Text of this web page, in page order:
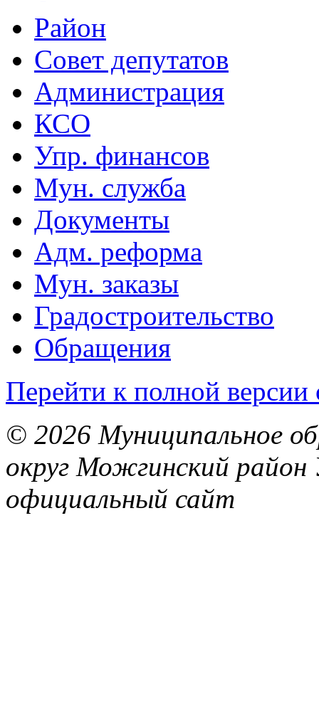
Район
Совет депутатов
Администрация
КСО
Упр. финансов
Мун. служба
Документы
Адм. реформа
Мун. заказы
Градостроительство
Обращения
Перейти к полной версии
© 2026 Муниципальное
округ Можгинский район
официальный сайт